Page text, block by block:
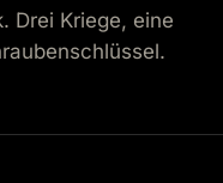
Drei Kriege, eine